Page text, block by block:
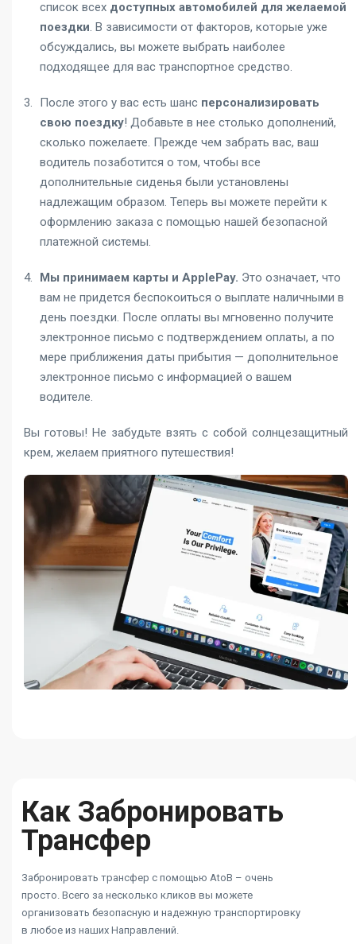
список всех доступных автомобилей для желаемой
поездки. В зависимости от факторов, которые уже
обсуждались, вы можете выбрать наиболее
подходящее для вас транспортное средство.
После этого у вас есть шанс персонализировать
свою поездку! Добавьте в нее столько дополнений,
сколько пожелаете. Прежде чем забрать вас, ваш
водитель позаботится о том, чтобы все
дополнительные сиденья были установлены
надлежащим образом. Теперь вы можете перейти к
оформлению заказа с помощью нашей безопасной
платежной системы.
Мы принимаем карты и ApplePay. Это означает, что
вам не придется беспокоиться о выплате наличными в
день поездки. После оплаты вы мгновенно получите
электронное письмо с подтверждением оплаты, а по
мере приближения даты прибытия — дополнительное
электронное письмо с информацией о вашем
водителе.
Вы готовы! Не забудьте взять с собой солнцезащитный
крем, желаем приятного путешествия!
Как Забронировать
Трансфер
Забронировать трансфер с помощью AtoB – очень
просто. Всего за несколько кликов вы можете
организовать безопасную и надежную транспортировку
в любое из наших Направлений.